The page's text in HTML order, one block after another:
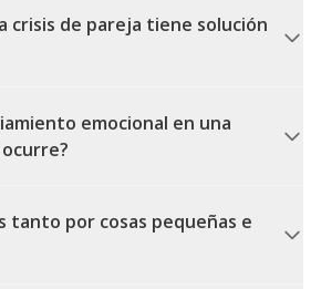
crisis de pareja tiene solución
emocional en una
tanto por cosas pequeñas e